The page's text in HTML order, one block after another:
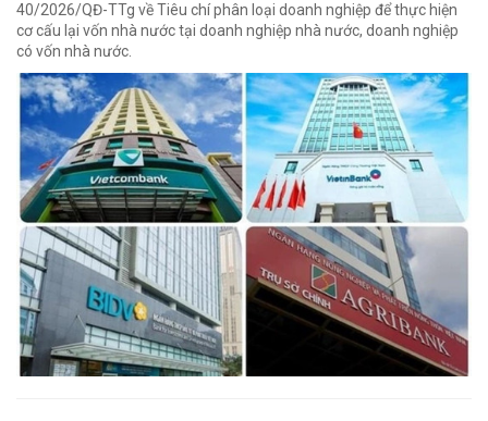
40/2026/QĐ-TTg về Tiêu chí phân loại doanh nghiệp để thực hiện
cơ cấu lại vốn nhà nước tại doanh nghiệp nhà nước, doanh nghiệp
có vốn nhà nước.